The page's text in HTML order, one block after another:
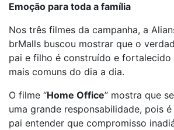
Emoção para toda a família
Nos três filmes da campanha, a
brMalls buscou mostrar que o
pai e filho é construído e fortalecido
mais comuns do dia a dia.
O filme ‘‘Home Office’’ mostra que
uma grande responsabilidade, pois
pai entender que compromisso